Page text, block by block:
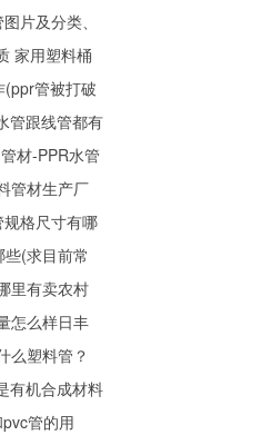
片及分类、
家用塑料桶
(ppr管被打破
问题)
管跟线管都有
材-PPR水管
十大品牌？)
管材生产厂
格尺寸有哪
(求目前常
用范围)
里有卖农村
？大概多少
我..急急
怎么样日丰
一米)
么塑料管？
有机合成材料
管的用